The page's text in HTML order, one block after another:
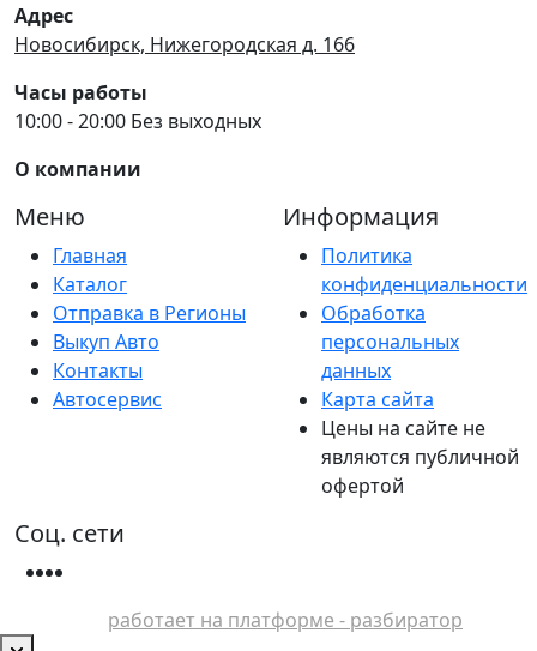
Адрес
Новосибирск, Нижегородская д. 166
Часы работы
10:00 - 20:00 Без выходных
О компании
Меню
Главная
Каталог
Отправка в Регионы
Выкуп Авто
Контакты
Автосервис
Информация
Политика
конфиденциальности
Обработка
персональных
данных
Карта сайта
Цены на сайте не
являются публичной
офертой
Соц. сети
работает на платформе - разбиратор